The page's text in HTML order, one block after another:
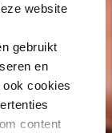
website
gebruikt
en
cookies
content